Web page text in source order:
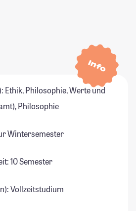
Info
Ethik, Philosophie, Werte und
Philosophie
Wintersemester
10 Semester
Vollzeitstudium